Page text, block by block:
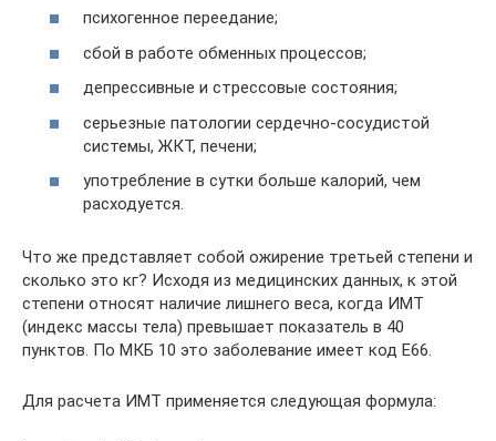
психогенное переедание;
сбой в работе обменных процессов;
депрессивные и стрессовые состояния;
серьезные патологии сердечно-сосудистой
системы, ЖКТ, печени;
употребление в сутки больше калорий, чем
расходуется.
Что же представляет собой ожирение третьей степени и
сколько это кг? Исходя из медицинских данных, к этой
степени относят наличие лишнего веса, когда ИМТ
(индекс массы тела) превышает показатель в 40
пунктов. По МКБ 10 это заболевание имеет код Е66.
Для расчета ИМТ применяется следующая формула: